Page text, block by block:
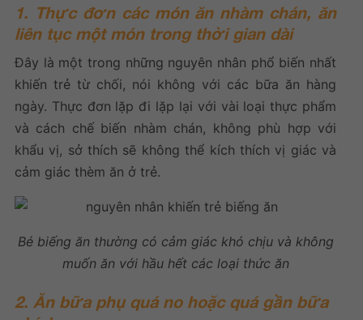
1. Thực đơn các món ăn nhàm chán, ăn
liên tục một món trong thời gian dài
Đây là một trong những nguyên nhân phổ biến nhất
khiến trẻ từ chối, nói không với các bữa ăn hàng
ngày. Thực đơn lặp đi lặp lại với vài loại thực phẩm
và cách chế biến nhàm chán, không phù hợp với
khẩu vị, sở thích sẽ không thể kích thích vị giác và
cảm giác thèm ăn ở trẻ.
Bé biếng ăn thường có cảm giác khó chịu và không
muốn ăn với hầu hết các loại thức ăn
2. Ăn bữa phụ quá no hoặc quá gần bữa